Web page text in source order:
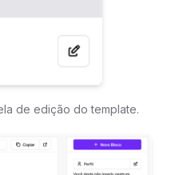
de edição do template.